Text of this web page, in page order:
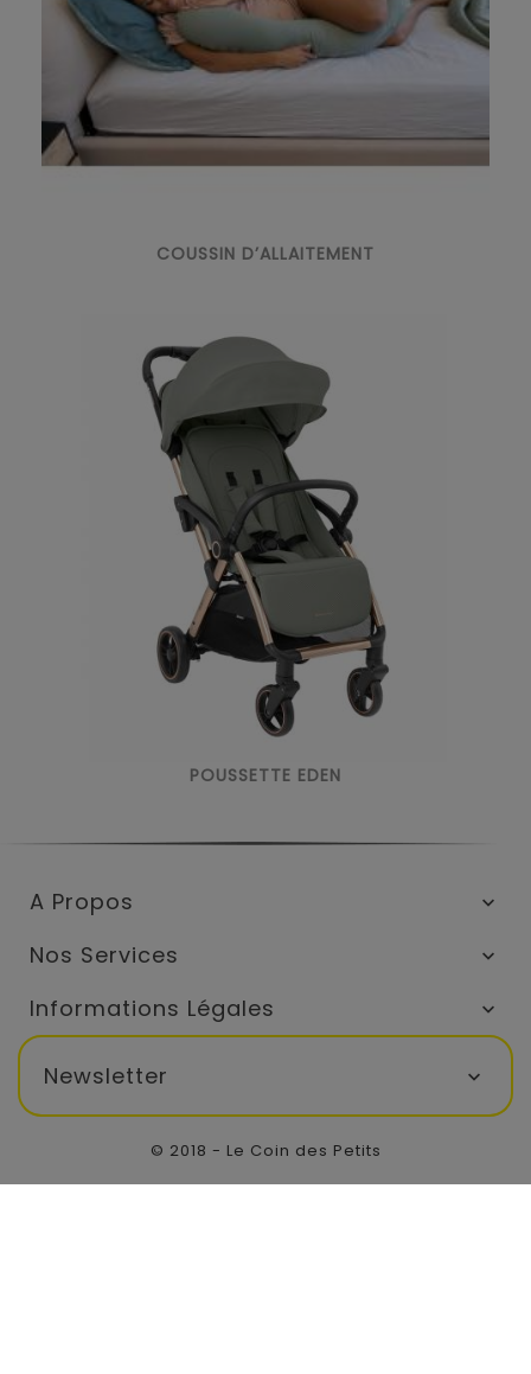
COUSSIN D’ALLAITEMENT
POUSSETTE EDEN
A Propos 
Nos Services 
Informations Légales 
Newsletter 
© 2018 - Le Coin des Petits